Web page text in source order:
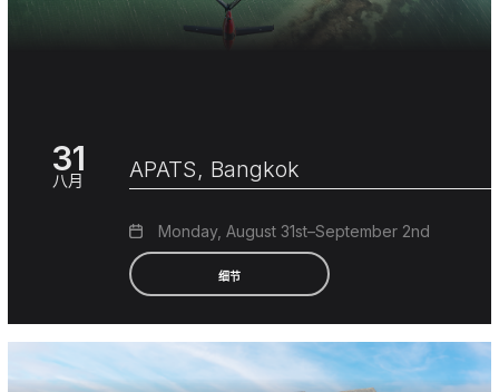
31
八月 APATS, Bangkok
Monday, August 31st–September 2nd
细节